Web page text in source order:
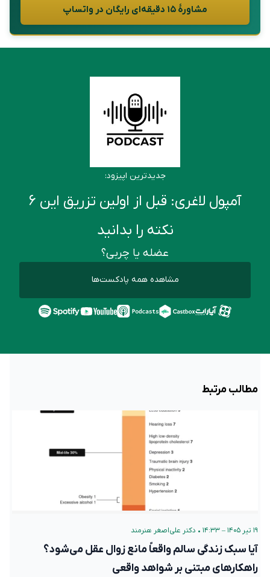
مشاورهٔ ۱۵ دقیقه‌ای رایگان در واتساپ
جدیدترین اپیزود:
آمپول لاغری: قبل از اولین تزریق این ۶
نکته را بدانید
عضله یا چربی؟
مشاهده همه پادکست‌ها
مطالب مرتبط
۱۹ تیر ۱۴۰۵ – ۱۴:۳۳ • دکتر علی‌اصغر هنرمند
آیا سبک زندگی سالم واقعاً مانع زوال عقل می‌شود؟
راهکارهای مبتنی بر شواهد واقعی